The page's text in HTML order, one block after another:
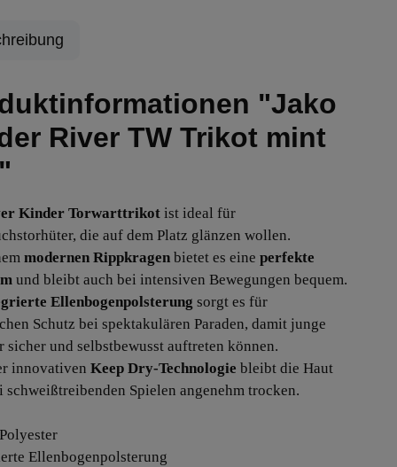
"Jako
River TW Trikot mint
Kinder Torwarttrikot ist ideal für
die auf dem Platz glänzen wollen.
modernen Rippkragen bietet es eine perfekte
und bleibt auch bei intensiven Bewegungen bequem.
Ellenbogenpolsterung sorgt es für
Schutz bei spektakulären Paraden, damit junge
sicher und selbstbewusst auftreten können.
innovativen Keep Dry-Technologie bleibt die Haut
schweißtreibenden Spielen angenehm trocken.
Ellenbogenpolsterung